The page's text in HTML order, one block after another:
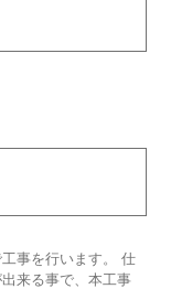
事を行います。 仕
来る事で、本工事